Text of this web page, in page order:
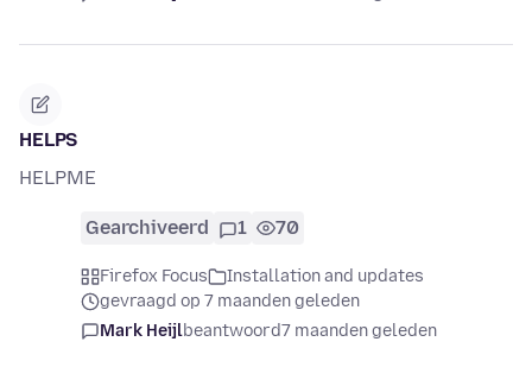
HELPS
HELPME
Gearchiveerd 1 70
Firefox Focus
Installation and updates
gevraagd op 7 maanden geleden
Mark Heijlbeantwoord7 maanden geleden